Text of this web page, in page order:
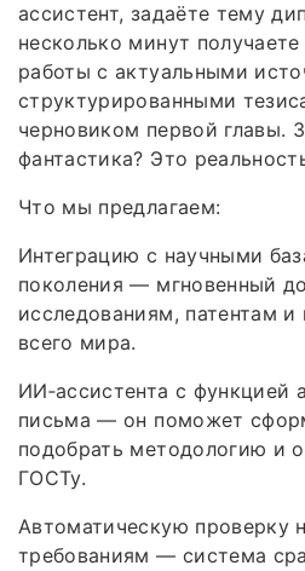
ассистент, задаёте тему
несколько минут
работы с актуальными
структурированными
черновиком первой главы.
фантастика? Это
Что мы предлагаем:
Интеграцию с научными
поколения — мгновенный
исследованиям, патентам
всего мира.
ИИ‑ассистента с функцией
письма — он поможет
подобрать методологию и
ГОСТу.
Автоматическую проверку
требованиям — система